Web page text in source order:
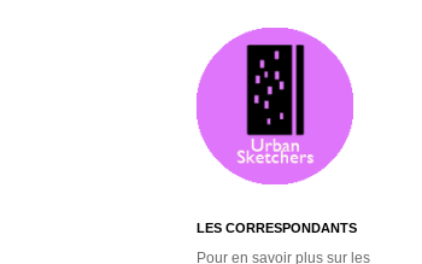
LES CORRESPONDANTS
Pour en savoir plus sur les